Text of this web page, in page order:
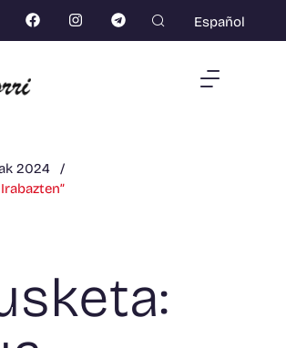
Español
2024
/